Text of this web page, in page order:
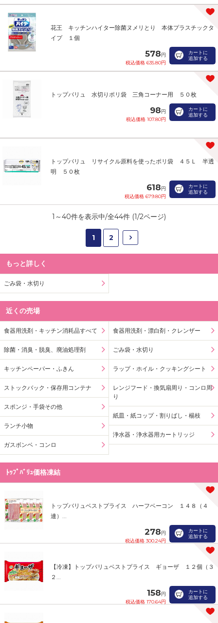
花王 キッチンハイター除菌ヌメリとり 本体プラスチックタ
イプ １個
578円
税込価格 635.80円
カートに
追加する
トップバリュ 水切りポリ袋 三角コーナー用 ５０枚
98円
税込価格 107.80円
カートに
追加する
トップバリュ リサイクル原料を使ったポリ袋 ４５Ｌ 半透
明 ５０枚
618円
税込価格 679.80円
カートに
追加する
1 ～40件を表示中/全44件 (1/2ページ)
1 2
もっと詳しく
ごみ袋・水切り
近くの売場
食器用洗剤・キッチン消耗品すべて 食器用洗剤・漂白剤・クレンザー
除菌・消臭・脱臭、廃油処理剤 ごみ袋・水切り
キッチンペーパー・ふきん ラップ・ホイル・クッキングシート
ストックバック・保存用コンテナ
レンジフード・換気扇周り・コンロ周
り
スポンジ・手袋その他
紙皿・紙コップ・割りばし・楊枝
ランチ小物
浄水器・浄水器用カートリッジ
ガスボンベ・コンロ
ﾄｯﾌﾟﾊﾞﾘｭ価格凍結
トップバリュベストプライス ハーフベーコン １４８（４
連）...
278円
税込価格 300.24円
カートに
追加する
【冷凍】トップバリュベストプライス ギョーザ １２個（３
２...
158円
税込価格 170.64円
カートに
追加する